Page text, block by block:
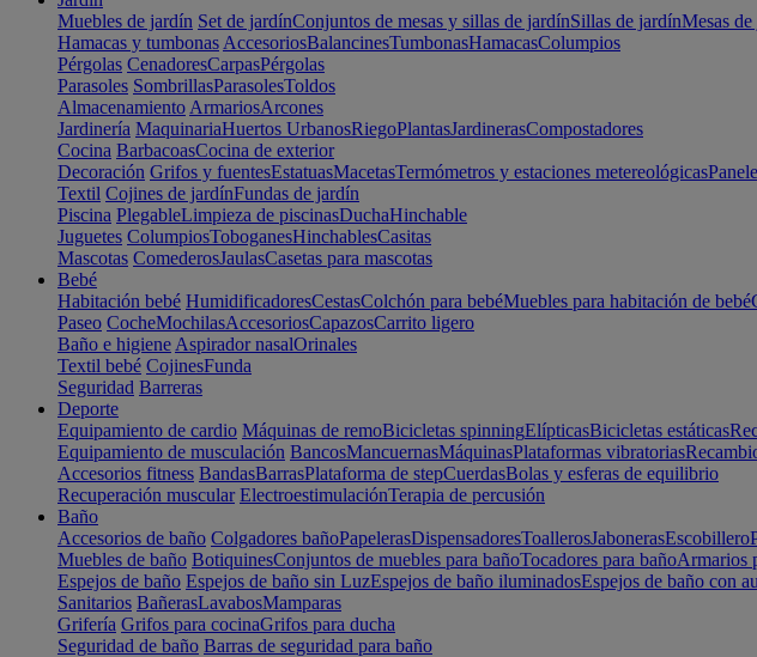
Muebles de jardín Set de jardínConjuntos de mesas y sillas de jardínSillas de jardínMesas
Hamacas y tumbonas AccesoriosBalancinesTumbonasHamacasColumpios
Pérgolas CenadoresCarpasPérgolas
Parasoles SombrillasParasolesToldos
Almacenamiento ArmariosArcones
Jardinería MaquinariaHuertos UrbanosRiegoPlantasJardinerasCompostadores
Cocina BarbacoasCocina de exterior
Decoración Grifos y fuentesEstatuasMacetasTermómetros y estaciones metereológicas
Textil Cojines de jardínFundas de jardín
Piscina PlegableLimpieza de piscinasDuchaHinchable
Juguetes ColumpiosToboganesHinchablesCasitas
Mascotas ComederosJaulasCasetas para mascotas
Bebé
Habitación bebé HumidificadoresCestasColchón para bebéMuebles para habitación de bebé
Paseo CocheMochilasAccesoriosCapazosCarrito ligero
Baño e higiene Aspirador nasalOrinales
Textil bebé CojinesFunda
Seguridad Barreras
Deporte
Equipamiento de cardio Máquinas de remoBicicletas spinningElípticasBicicletas estáticas
Equipamiento de musculación BancosMancuernasMáquinasPlataformas vibratorias
Accesorios fitness BandasBarrasPlataforma de stepCuerdasBolas y esferas de equilibrio
Recuperación muscular ElectroestimulaciónTerapia de percusión
Baño
Accesorios de baño Colgadores bañoPapelerasDispensadoresToallerosJabonerasEscobillero
Muebles de baño BotiquinesConjuntos de muebles para bañoTocadores para bañoArmarios
Espejos de baño Espejos de baño sin LuzEspejos de baño iluminadosEspejos de baño con
Sanitarios BañerasLavabosMamparas
Grifería Grifos para cocinaGrifos para ducha
Seguridad de baño Barras de seguridad para baño